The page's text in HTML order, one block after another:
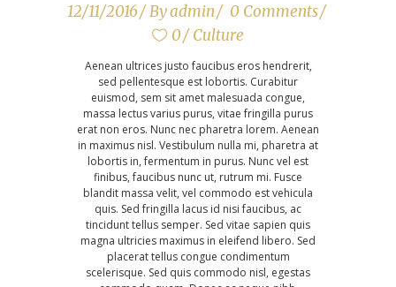
12/11/2016 Byadmin
0 Comments
0
Culture
Aenean ultrices justo faucibus eros hendrerit,
sed pellentesque est lobortis. Curabitur
euismod, sem sit amet malesuada congue,
massa lectus varius purus, vitae fringilla purus
erat non eros. Nunc nec pharetra lorem. Aenean
in maximus nisl. Vestibulum nulla mi, pharetra at
lobortis in, fermentum in purus. Nunc vel est
finibus, faucibus nunc ut, rutrum mi. Fusce
blandit massa velit, vel commodo est vehicula
quis. Sed fringilla lacus id nisi faucibus, ac
tincidunt tellus semper. Sed vitae sapien quis
magna ultricies maximus in eleifend libero. Sed
placerat tellus congue condimentum
scelerisque. Sed quis commodo nisl, egestas